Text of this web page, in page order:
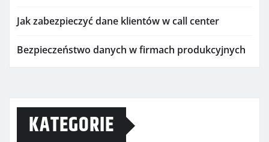
Jak zabezpieczyć dane klientów w call center
Bezpieczeństwo danych w firmach produkcyjnych
KATEGORIE